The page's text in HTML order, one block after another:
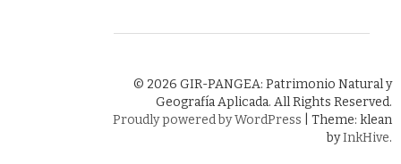
© 2026 GIR-PANGEA: Patrimonio Natural y
Geografía Aplicada. All Rights Reserved.
Proudly powered by WordPress
Theme: klean
byInkHive.